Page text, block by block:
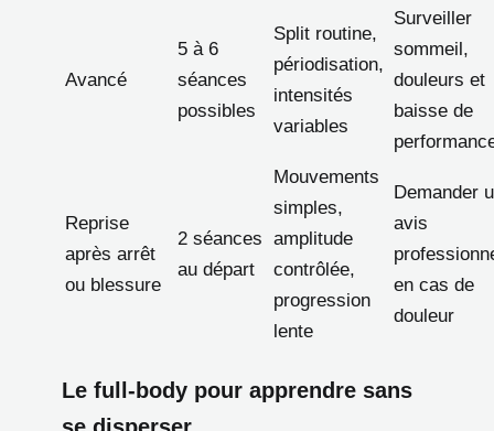
Avancé
5 à 6
séances
possibles
Split routine,
périodisation,
intensités
variables
Surveiller
sommeil,
douleurs et
baisse de
Reprise
après arrêt
ou blessure
2 séances
au départ
Mouvements
simples,
amplitude
contrôlée,
progression
lente
Demander
avis
en cas de
douleur
Le full-body pour apprendre sans